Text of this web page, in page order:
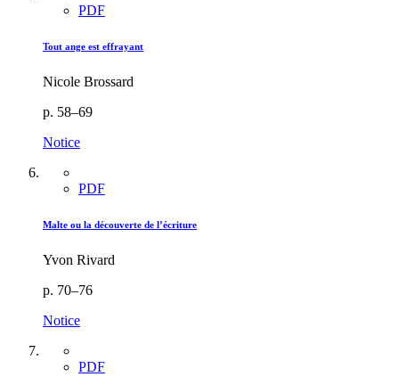
PDF
Tout ange est effrayant
Nicole Brossard
p. 58–69
Notice
PDF
Malte ou la découverte de l’écriture
Yvon Rivard
p. 70–76
Notice
PDF